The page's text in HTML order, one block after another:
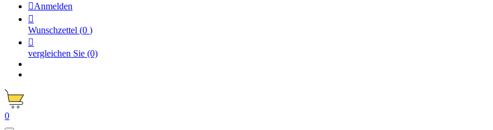
Anmelden

Wunschzettel (0 )

vergleichen Sie (0)
0